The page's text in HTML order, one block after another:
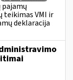
pajamų
teikimas VMI ir
deklaracija